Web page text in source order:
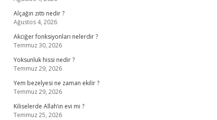
Alçağın zıttı nedir ?
Ağustos 4, 2026
Akciğer fonksiyonları nelerdir ?
Temmuz 30, 2026
Yoksunluk hissi nedir ?
Temmuz 29, 2026
Yem bezelyesi ne zaman ekilir ?
Temmuz 29, 2026
Kiliselerde Allah’ın evi mi ?
Temmuz 25, 2026